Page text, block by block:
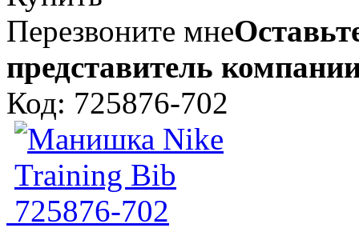
Перезвоните мне
представитель
Код: 725876-702